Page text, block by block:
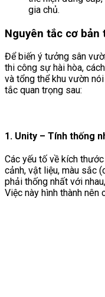
gia chủ.
Nguyên tắc cơ
Để biến ý tưởng sân
thi công sự hài hòa,
và tổng thể khu vườn
tắc quan trọng sau:
1. Unity – Tính thống
Các yếu tố về kích
cảnh, vật liệu, màu sắc
phải thống nhất với
Việc này hình thành nên